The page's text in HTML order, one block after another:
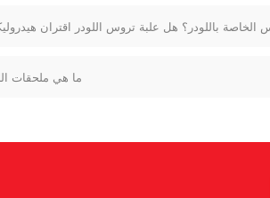
باللودر؟ هل علبة تروس اللودر اقتران
ما هي ملحقات